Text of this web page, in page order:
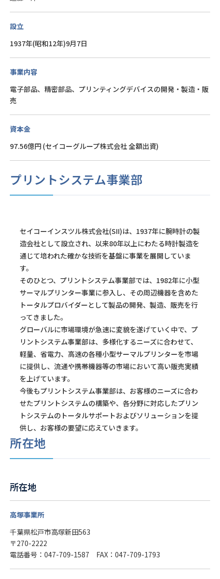
設立
1937年(昭和12年)9月7日
事業内容
電子部品、精密部品、プリンティングデバイスの開発・製造・販
売
資本金
97.56億円 (セイコーグループ株式会社 全額出資)
プリントシステム事業部
セイコーインスツル株式会社(SII)は、1937年に腕時計の製
造会社として設立され、以来80年以上にわたる時計製造を
通じて培われた確かな技術を基盤に事業を展開していま
す。
そのひとつ、プリントシステム事業部では、1982年に小型
サーマルプリンター事業に参入し、その周辺機器を含めた
トータルプロバイダーとして製品の開発、製造、販売を行
ってきました。
グローバルに市場環境が急速に変貌を遂げていく中で、プ
リントシステム事業部は、多様化するニーズに合わせて、
軽量、省電力、高速の各種小型サーマルプリンターを市場
に提供し、流通や携帯機器等の市場において高い販売実績
を上げています。
今後もプリントシステム事業部は、お客様のニーズに合わ
せたプリントシステムの構築や、各分野に対応したプリン
トシステムのトータルサポートおよびソリューションを提
供し、お客様の要望に応えていきます。
所在地
所在地
高塚事業所
千葉県松戸市高塚新田563
〒270-2222
電話番号：047-709-1587 FAX：047-709-1793